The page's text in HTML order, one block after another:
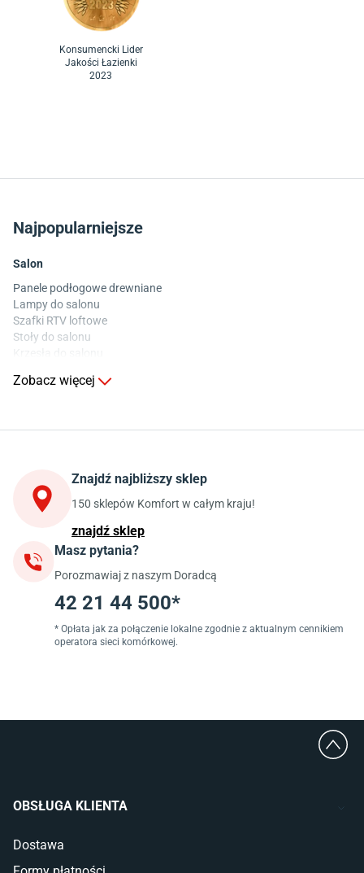
Konsumencki Lider
Jakości Łazienki
2023
Najpopularniejsze
Salon
Panele podłogowe drewniane
Lampy do salonu
Szafki RTV loftowe
Stoły do salonu
Stoły do kuchni
Szafki kuchenne wiszące (górne)
Szafki pod zlewozmywak
Blaty kuchenne laminowane
Jadalnia
Stoły do jadalni
Krzesła do jadalni
Dywany szare
Lampy w stylu loftowym
Lampy wiszące do jadalni
Wanny Cersanit
Sypialnia
Zobacz więcej
Znajdź najbliższy sklep
150 sklepów Komfort w całym kraju!
znajdź sklep
Masz pytania?
Porozmawiaj z naszym Doradcą
42 21 44 500*
* Opłata jak za połączenie lokalne zgodnie z aktualnym cennikiem
operatora sieci komórkowej.
OBSŁUGA KLIENTA
Dostawa